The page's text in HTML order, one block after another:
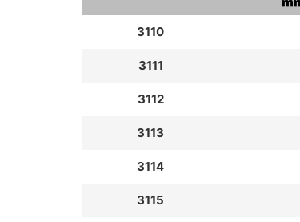
3110
3111
3112
3113
3114
3115